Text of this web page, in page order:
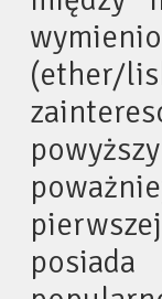
(ether/